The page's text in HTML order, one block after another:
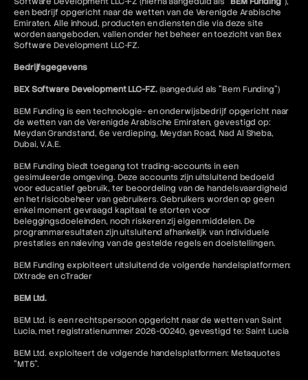
een bedrijf opgericht naar de wetten van de Verenigde Arabische
Emiraten. Alle inhoud, producten en diensten die via deze site
worden aangeboden, vallen onder het beheer en toezicht van Bex
Software Development LLC-FZ.
Bedrijfsgegevens
BEX Software Development LLC-FZ.(aangeduid als "Bem Funding")
BEM Funding is een technologie- en onderwijsbedrijf opgericht naar
de wetten van de Verenigde Arabische Emiraten, gevestigd op:
Meydan Grandstand, 6e verdieping, Meydan Road, Nad Al Sheba,
Dubai, V.A.E.
BEM Funding biedt toegang tot trading-accounts in een
gesimuleerde omgeving. Deze accounts zijn uitsluitend bedoeld
voor educatief gebruik, ter beoordeling van de handelsvaardigheid
en het risicobeheer van gebruikers. Gebruikers worden op geen
enkel moment gevraagd kapitaal te storten voor
beleggingsdoeleinden, noch riskeren zij eigen middelen. De
programmaresultaten zijn uitsluitend afhankelijk van individuele
prestaties en naleving van de gestelde regels en doelstellingen.
BEM Funding exploiteert uitsluitend de volgende handelsplatformen:
DXtrade en cTrader
BEM Ltd.
BEM Ltd. is een rechtspersoon opgericht naar de wetten van Saint
Lucia, met registratienummer 2026-00240, gevestigd te: Saint Lucia
BEM Ltd. exploiteert de volgende handelsplatformen: Metaquotes
"MT5".